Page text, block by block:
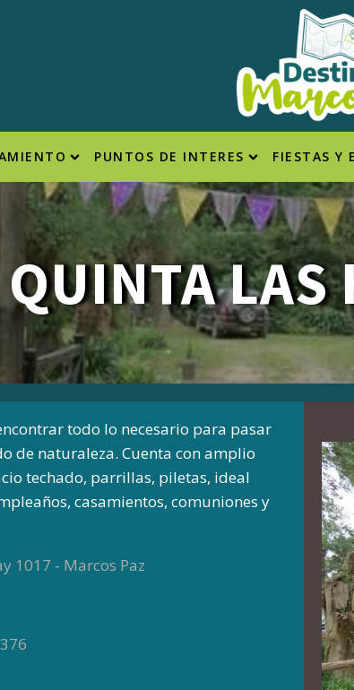
PUNTOS DE INTERES FIESTAS Y
QUINTA LAS
todo lo necesario para pasar
de naturaleza. Cuenta con amplio
techado, parrillas, piletas, ideal
casamientos, comuniones y
1017 - Marcos Paz